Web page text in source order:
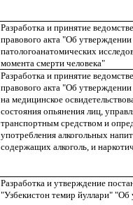
Разработка и принятие
правового акта "Об
патологоанатомических
момента смерти человека"
Разработка и принятие
правового акта "Об
на медицинское
состояния опьянения лиц,
транспортным средством и
употребления алкогольных
содержащих алкоголь, и
Разработка и утверждение
"Узбекистон темир йуллари" "Об